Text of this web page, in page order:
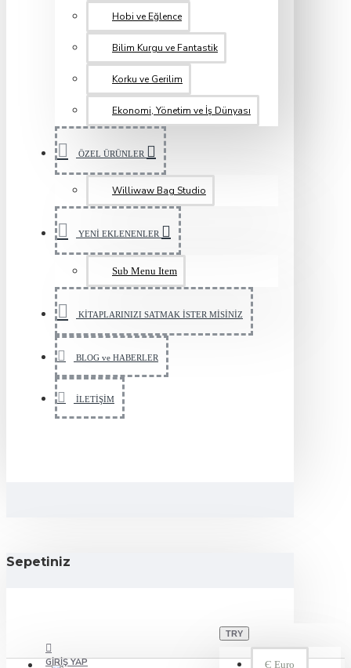
Hobi ve Eğlence
Bilim Kurgu ve Fantastik
Korku ve Gerilim
Ekonomi, Yönetim ve İş Dünyası
ÖZEL ÜRÜNLER
Williwaw Bag Studio
YENİ EKLENENLER
Sub Menu Item
KİTAPLARINIZI SATMAK İSTER MİSİNİZ
BLOG ve HABERLER
İLETİŞİM
Sepetiniz
GIRIŞ YAP
TRY
Є Euro